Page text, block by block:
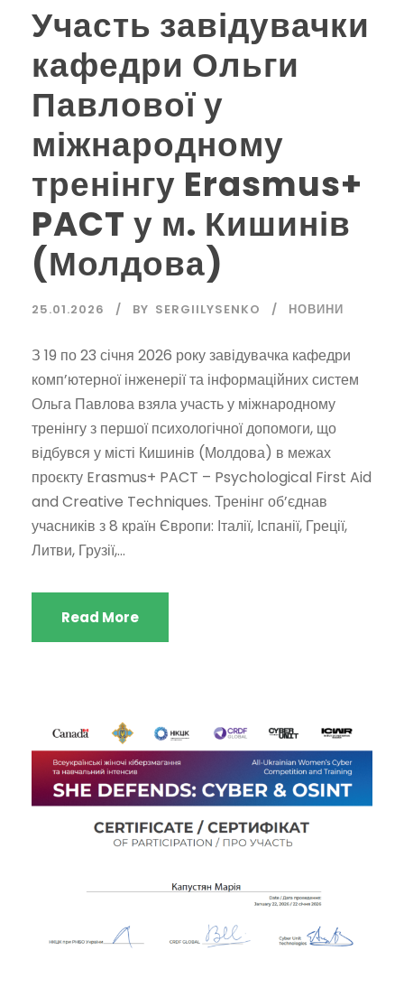
Участь завідувачки
кафедри Ольги
Павлової у
міжнародному
тренінгу Erasmus+
PACT у м. Кишинів
(Молдова)
25.01.2026 BY SERGIILYSENKO НОВИНИ
З 19 по 23 січня 2026 року завідувачка кафедри
комп’ютерної інженерії та інформаційних систем
Ольга Павлова взяла участь у міжнародному
тренінгу з першої психологічної допомоги, що
відбувся у місті Кишинів (Молдова) в межах
проєкту Erasmus+ PACT – Psychological First Aid
and Creative Techniques. Тренінг об’єднав
учасників з 8 країн Європи: Італії, Іспанії, Греції,
Литви, Грузії,...
Read More